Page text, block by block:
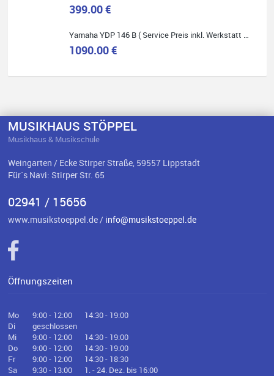
399.00 €
Yamaha YDP 146 B ( Service Preis inkl. Werkstatt Service )
1090.00 €
MUSIKHAUS STÖPPEL
Musikhaus & Musikschule
Weingarten / Ecke Stirper Straße, 59557 Lippstadt
Für`s Navi: Stirper Str. 65
02941 / 15656
www.musikstoeppel.de / info@musikstoeppel.de
Öffnungszeiten
Mo 9:00 - 12:00
14:30 - 19:00
Di
geschlossen
Mi
9:00 - 12:00
14:30 - 19:00
Do
9:00 - 12:00
14:30 - 19:00
Fr
9:00 - 12:00
14:30 - 18:30
Sa
9:30 - 13:00 1. - 24. Dez. bis 16:00